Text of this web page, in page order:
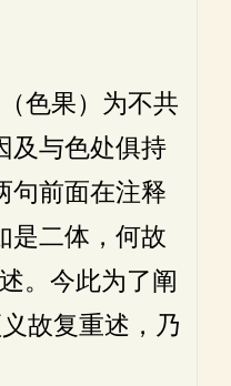
色果）为不共
及与色处俱持
句前面在注释
是二体，何故
。今此为了阐
故复重述，乃